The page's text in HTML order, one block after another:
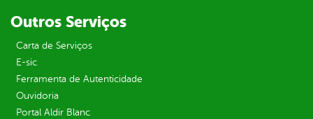
Outros Serviços
Carta de Serviços
E-sic
Ferramenta de Autenticidade
Ouvidoria
Portal Aldir Blanc